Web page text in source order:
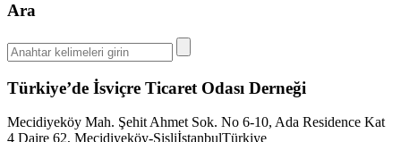
Ara
Türkiye’de İsviçre Ticaret Odası Derneği
Mecidiyeköy Mah. Şehit Ahmet Sok. No 6-10, Ada Residence Kat
4 Daire 62, Mecidiyeköy-ŞişliİstanbulTürkiye